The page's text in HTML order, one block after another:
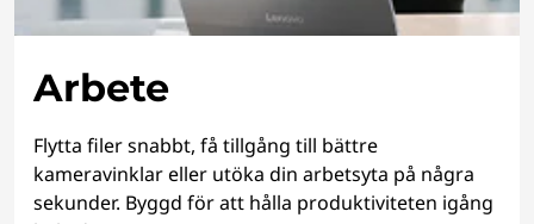
Arbete
Flytta filer snabbt, få tillgång till bättre
kameravinklar eller utöka din arbetsyta på några
sekunder. Byggd för att hålla produktiviteten igång